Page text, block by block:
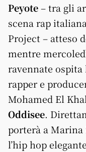
Peyote– tra gli
scena rap
Project – atteso
mentre
ravennate ospita
rapper e
Mohamed El
Oddisee.
porterà a
l’hip hop